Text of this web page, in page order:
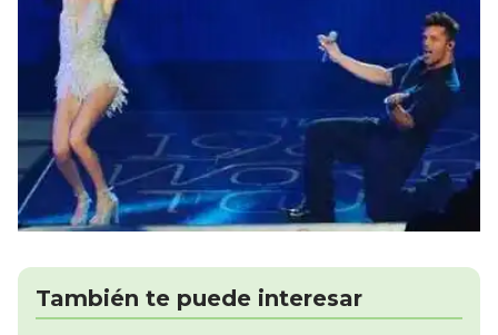
También te puede interesar